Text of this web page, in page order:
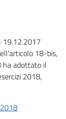
19.12.2017
18-bis,
ha adottato il
2018,